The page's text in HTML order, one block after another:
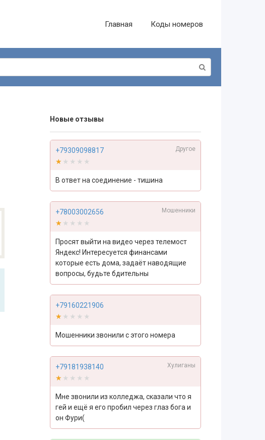
Главная Коды номеров
Новые отзывы
+79309098817 Другое
★★★★★
★★★★★
В ответ на соединение - тишина
+78003002656 Мошенники
★★★★★
★★★★★
Просят выйти на видео через телемост
Яндекс! Интересуется финансами
которые есть дома, задаёт наводящие
вопросы, будьте бдительны
+79160221906
★★★★★
★★★★★
Мошенники звонили с этого номера
+79181938140 Хулиганы
★★★★★
★★★★★
Мне звонили из колледжа, сказали что я
гей и ещё я его пробил через глаз бога и
он Фури(